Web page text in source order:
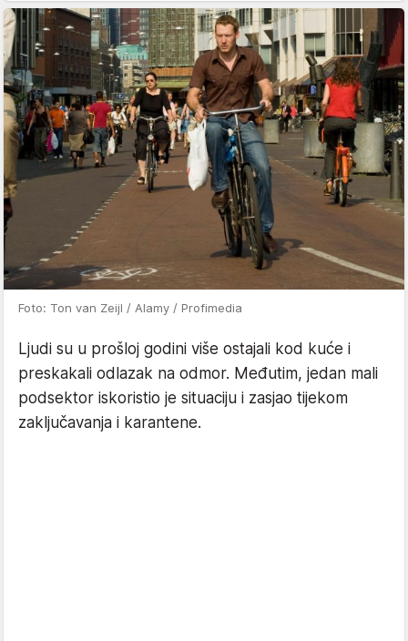
Foto: Ton van Zeijl / Alamy / Profimedia
Ljudi su u prošloj godini više ostajali kod kuće i
preskakali odlazak na odmor. Međutim, jedan mali
podsektor iskoristio je situaciju i zasjao tijekom
zaključavanja i karantene.